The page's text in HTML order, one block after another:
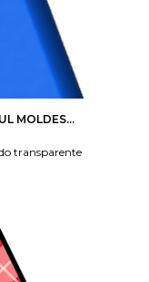
MOLDES...
transparente